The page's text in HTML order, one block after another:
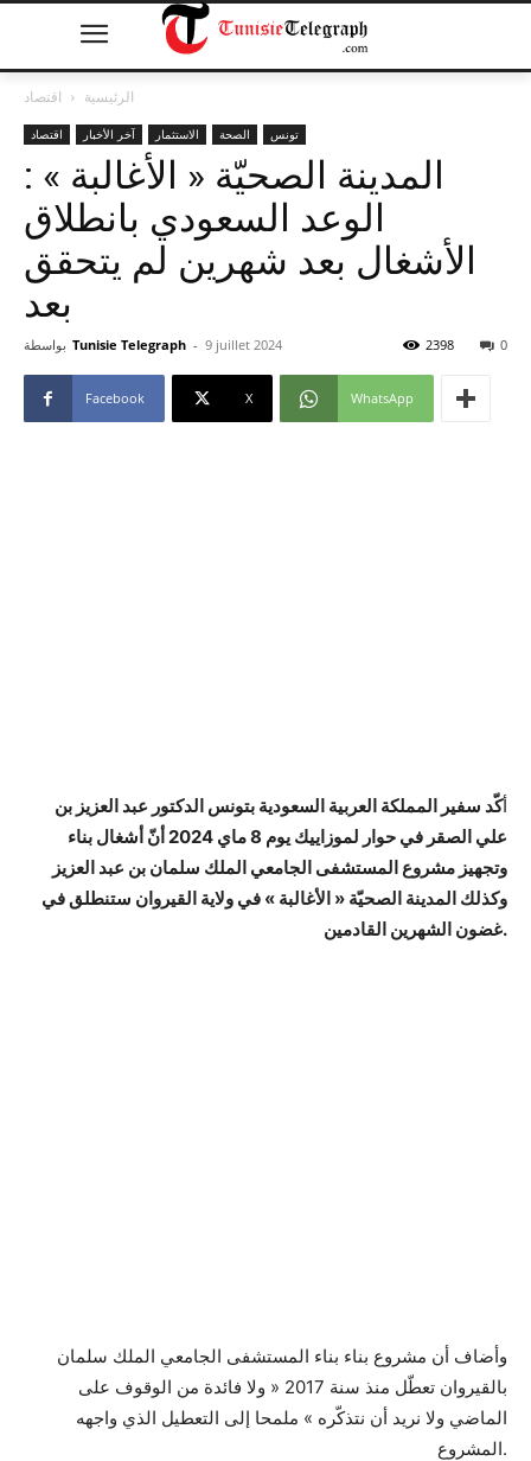
الرئيسية اقتصاد
اقتصاد آخر الأخبار الاستثمار الصحة تونس
المدينة الصحيّة « الأغالبة » :
الوعد السعودي بانطلاق
الأشغال بعد شهرين لم يتحقق
بعد
بواسطة Tunisie Telegraph - 9 juillet 2024 0
2398
Facebook X WhatsApp
أكّد سفير المملكة العربية السعودية بتونس الدكتور عبد العزيز بن
علي الصقر في حوار لموزاييك يوم 8 ماي 2024 أنّ أشغال بناء
وتجهيز مشروع المستشفى الجامعي الملك سلمان بن عبد العزيز
وكذلك المدينة الصحيّة « الأغالبة » في ولاية القيروان ستنطلق في
غضون الشهرين القادمين.
وأضاف أن مشروع بناء بناء المستشفى الجامعي الملك سلمان
بالقيروان تعطّل منذ سنة 2017 « ولا فائدة من الوقوف على
الماضي ولا نريد أن نتذكّره » ملمحا إلى التعطيل الذي واجهه
المشروع.